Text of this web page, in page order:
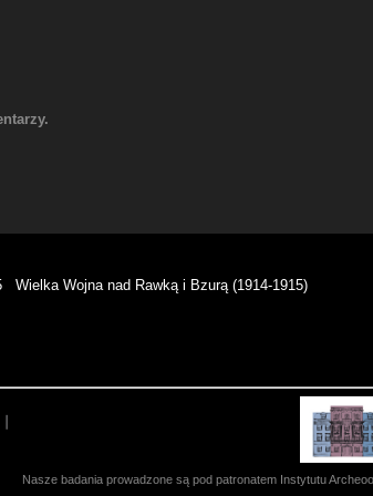
Wielka Wojna nad Rawką i Bzurą (1914-1915)
Nasze badania prowadzone są pod patronatem Instytutu